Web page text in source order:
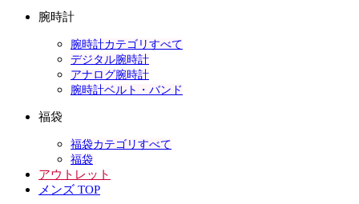
腕時計
腕時計カテゴリすべて
デジタル腕時計
アナログ腕時計
腕時計ベルト・バンド
福袋
福袋カテゴリすべて
福袋
アウトレット
メンズ TOP